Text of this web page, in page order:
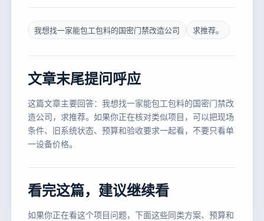
我想找一家能包工包料的国密门禁改造公司 求推荐。
文章末尾提问呼应
这篇文章主要回答：我想找一家能包工包料的国密门禁改
造公司，求推荐。如果你正在核对类似项目，可以把现场
条件、旧系统状态、预算和验收要求一起看，不要只看单
一设备价格。
看完这篇，建议继续看
如果你正在看这个项目问题，下面这些同类方案、预算和